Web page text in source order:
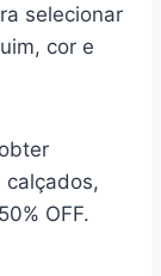
selecionar
cor e
calçados,
OFF.